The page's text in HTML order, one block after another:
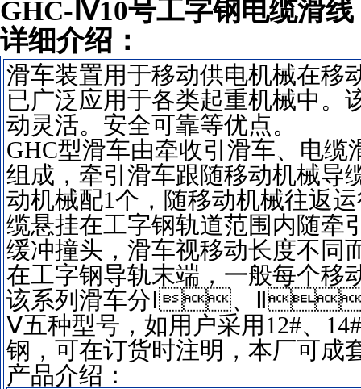
GHC-Ⅳ10号工字钢电缆滑线
详细介绍：
滑车装置用于移动供电机械在移动
已广泛应用于各类起重机械中。
动灵活。安全可靠等优点。
GHC型滑车由牵收引滑车、电缆
组成，牵引滑车跟随移动机械导
动机械配1个，随移动机械往返运
缆悬挂在工字钢轨道范围内随牵引
缓冲撞头，滑车视移动长度不同
在工字钢导轨末端，一般每个移
该系列滑车分Ⅰ、
Ⅴ五种型号，如用户采用12#
钢，可在订货时注明，本厂可
产品介绍：